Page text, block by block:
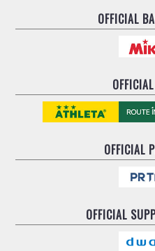
マルバ水戸FC
リガーレヴィア葛飾
Y．S．C．C．横浜
アグレミーナ浜松
デウソン神戸
ポルセイド浜田
ミラクルスマイル新居
OFFICIAL
OFFICIAL
OFFICIAL